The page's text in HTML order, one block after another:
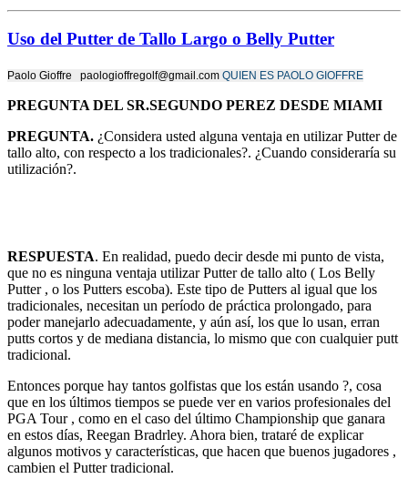
Uso del Putter de Tallo Largo o Belly Putter
Paolo Gioffre paologioffregolf@gmail.com QUIEN ES PAOLO GIOFFRE
PREGUNTA DEL SR.SEGUNDO PEREZ DESDE MIAMI
PREGUNTA. ¿Considera usted alguna ventaja en utilizar Putter de
tallo alto, con respecto a los tradicionales?. ¿Cuando consideraría su
utilización?.
RESPUESTA. En realidad, puedo decir desde mi punto de vista,
que no es ninguna ventaja utilizar Putter de tallo alto ( Los Belly
Putter , o los Putters escoba). Este tipo de Putters al igual que los
tradicionales, necesitan un período de práctica prolongado, para
poder manejarlo adecuadamente, y aún así, los que lo usan, erran
putts cortos y de mediana distancia, lo mismo que con cualquier putt
tradicional.
Entonces porque hay tantos golfistas que los están usando ?, cosa
que en los últimos tiempos se puede ver en varios profesionales del
PGA Tour , como en el caso del último Championship que ganara
en estos días, Reegan Bradrley. Ahora bien, trataré de explicar
algunos motivos y características, que hacen que buenos jugadores ,
cambien el Putter tradicional.